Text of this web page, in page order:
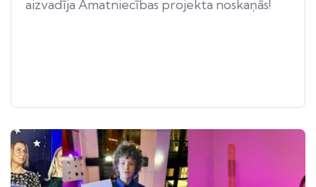
aizvadīja Amatniecības projekta noskaņās!